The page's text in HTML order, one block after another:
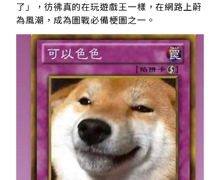
了」，彷彿真的在玩遊戲王一樣，在網路上蔚
為風潮，成為圖戰必備梗圖之一。